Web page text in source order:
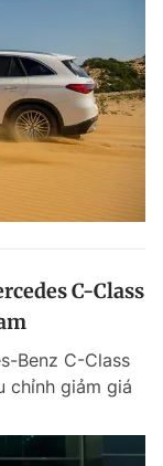
24.3.2020
Cấm sao chép
bằng văn bản.
C-Class
Benz C-Class
chỉnh giảm giá